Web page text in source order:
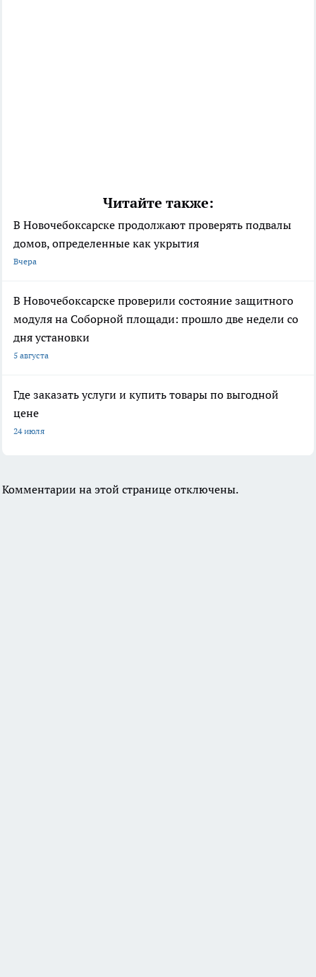
Читайте также:
В Новочебоксарске продолжают проверять подвалы
домов, определенные как укрытия
Вчера
В Новочебоксарске проверили состояние защитного
модуля на Соборной площади: прошло две недели со
дня установки
5 августа
Где заказать услуги и купить товары по выгодной
цене
24 июля
Комментарии на этой странице отключены.